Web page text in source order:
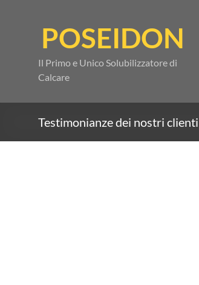
POSEIDON
Il Primo e Unico Solubilizzatore di
Calcare
Testimonianze dei nostri clienti